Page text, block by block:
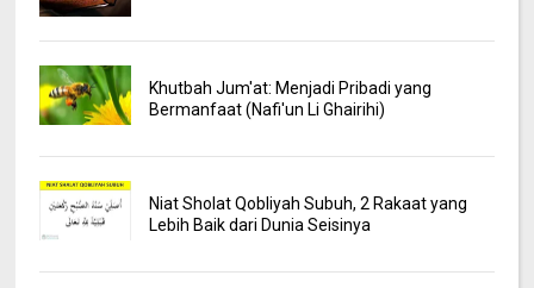
Khutbah Jum'at: Menjadi Pribadi yang
Bermanfaat (Nafi'un Li Ghairihi)
Niat Sholat Qobliyah Subuh, 2 Rakaat yang
Lebih Baik dari Dunia Seisinya